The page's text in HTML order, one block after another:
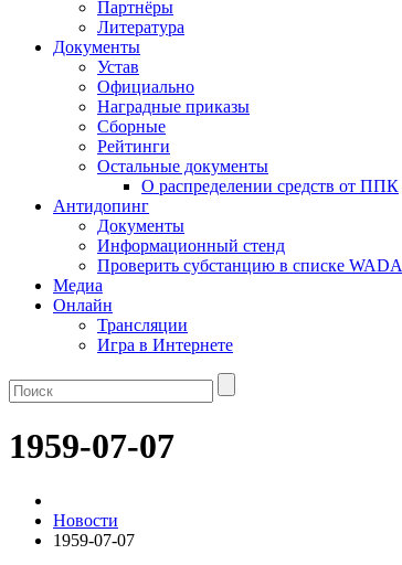
Партнёры
Литература
Документы
Устав
Официально
Наградные приказы
Сборные
Рейтинги
Остальные документы
О распределении средств от ППК
Антидопинг
Документы
Информационный стенд
Проверить субстанцию в списке WADA
Медиа
Онлайн
Трансляции
Игра в Интернете
1959-07-07
Новости
1959-07-07